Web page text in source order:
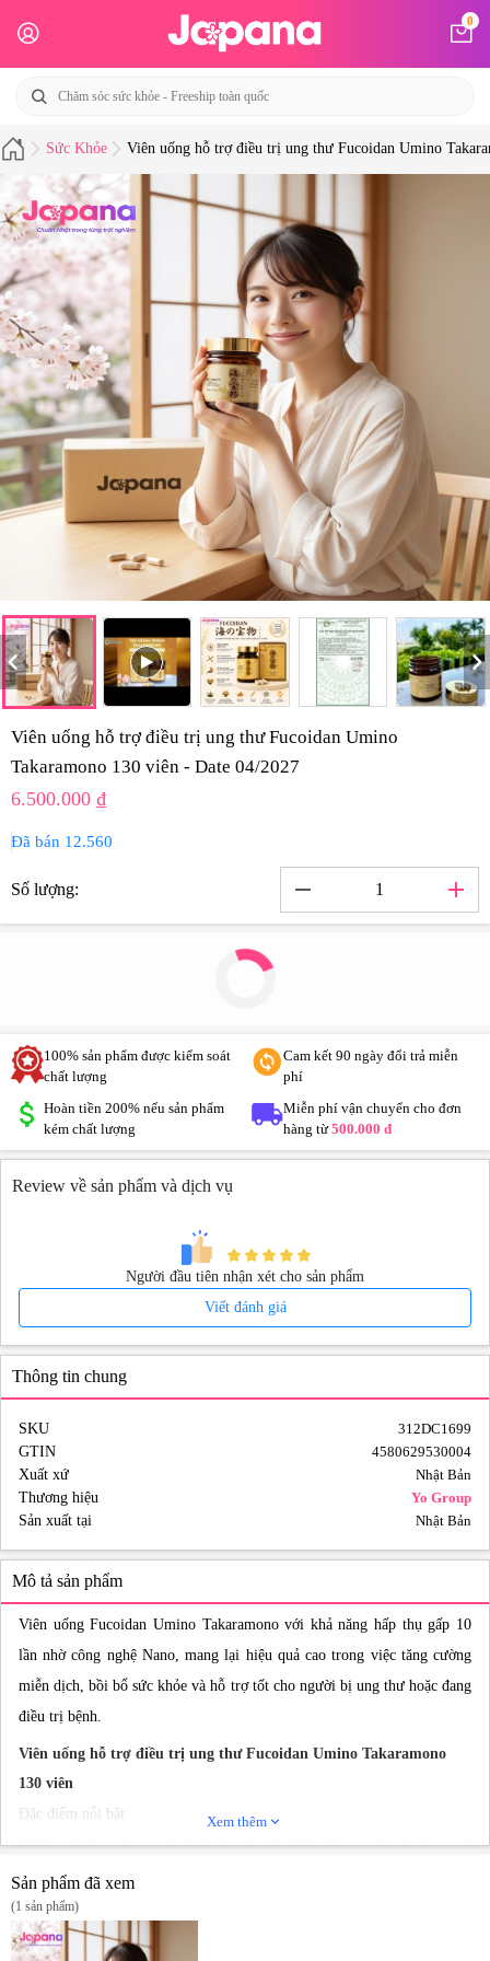
0
Sức Khỏe Viên uống hỗ trợ điều trị ung thư Fucoidan Umino
Viên uống hỗ trợ điều trị ung thư Fucoidan Umino
Takaramono 130 viên - Date 04/2027
6.500.000 ₫
Đã bán 12.560
Số lượng: remove add
100% sản phẩm được kiểm soát
chất lượng
Cam kết 90 ngày đổi trả miễn
phí
Hoàn tiền 200% nếu sản phẩm
kém chất lượng
Miễn phí vận chuyển cho đơn
hàng từ500.000 đ
Review về sản phẩm và dịch vụ
Người đầu tiên nhận xét cho sản phẩm
Viết đánh giá
Thông tin chung
SKU
312DC1699
GTIN
4580629530004
Xuất xứ
Nhật Bản
Thương hiệu
Yo Group
Sản xuất tại
Nhật Bản
Mô tả sản phẩm
Viên uống Fucoidan Umino Takaramono với khả năng hấp thụ gấp 10
lần nhờ công nghệ Nano, mang lại hiệu quả cao trong việc tăng cường
miễn dịch, bồi bổ sức khỏe và hỗ trợ tốt cho người bị ung thư hoặc đang
điều trị bệnh.
Viên uống hỗ trợ điều trị ung thư Fucoidan Umino Takaramono
130 viên
Đặc điểm nổi bật
Chiết xuất Fucoidan tinh khiết từ tảo nâu Nhật Bản – công thức mạnh
mẽ hỗ trợ miễn dịch: Sản phẩm chứa Fucoidan chiết xuất từ tảo nâu
Mozuku & Wakame vùng Okinawa (Nhật Bản) — nguồn fucoidan chất
lượng cao với cấu trúc polysaccharide giúp tăng cường hệ miễn dịch tự
Xem thêm expand_more
Sản phẩm đã xem
(1 sản phẩm)